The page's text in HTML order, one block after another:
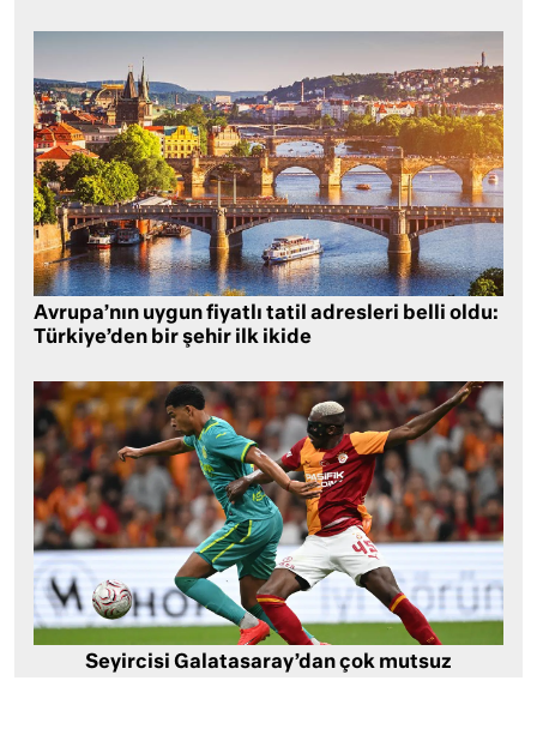
Avrupa’nın uygun fiyatlı tatil adresleri belli oldu:
Türkiye’den bir şehir ilk ikide
Seyircisi Galatasaray’dan çok mutsuz